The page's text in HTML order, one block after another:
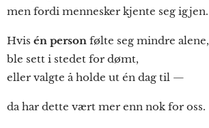
men fordi mennesker kjente seg igjen.
Hvis én person følte seg mindre alene,
ble sett i stedet for dømt,
eller valgte å holde ut én dag til —
da har dette vært mer enn nok for oss.